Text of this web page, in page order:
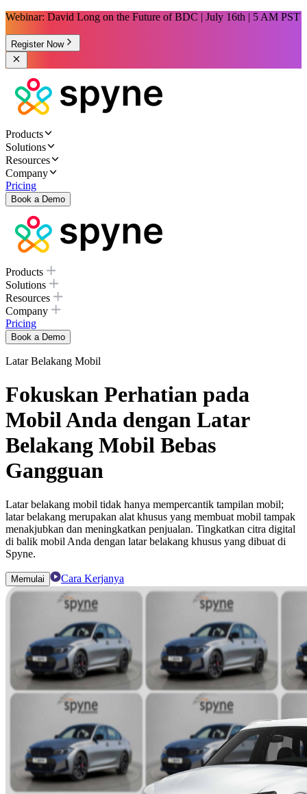
Webinar: David Long on the Future of BDC | July 16th | 5 AM PST
Register Now
Products
Solutions
Resources
Company
Pricing
Book a Demo
Products
Solutions
Resources
Company
Pricing
Book a Demo
Latar Belakang Mobil
Fokuskan Perhatian pada
Mobil Anda dengan Latar
Belakang Mobil Bebas
Gangguan
Latar belakang mobil tidak hanya mempercantik tampilan mobil;
latar belakang merupakan alat khusus yang membuat mobil tampak
menakjubkan dan meningkatkan penjualan. Tingkatkan citra digital
di balik mobil Anda dengan latar belakang khusus yang dibuat di
Spyne.
Memulai Cara Kerjanya